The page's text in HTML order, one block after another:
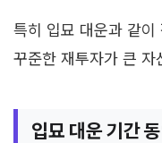
특히 입묘 대운과 같이
꾸준한 재투자가 큰 자
입묘 대운 기간